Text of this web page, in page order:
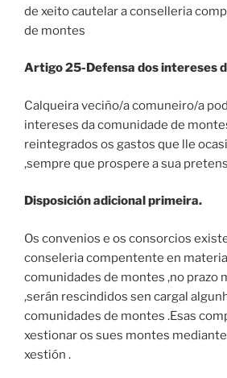
de xeito cautelar a conselleria
de montes
Artigo 25-Defensa dos intereses
Calqueira veciño/a comuneiro/a
intereses da comunidade de
reintegrados os gastos que lle
,sempre que prospere a sua
Disposición adicional primeira.
Os convenios e os consorcios
conseleria compentente en
comunidades de montes ,no prazo
,serán rescindidos sen cargal
comunidades de montes .Esas
xestionar os sues montes
xestión .